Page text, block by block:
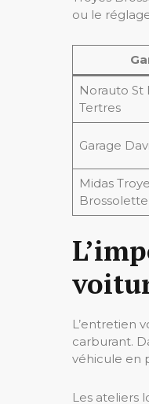
ou le
Norauto St
Tertres
Garage
Midas
Brossolette
L’entretien
carburant.
véhicule en
Les ateliers